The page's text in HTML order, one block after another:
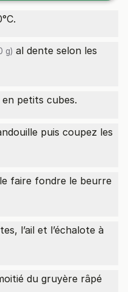
g) al dente selon les
en petits cubes.
puis coupez les
faire fondre le beurre
l’ail et l’échalote à
du gruyère râpé